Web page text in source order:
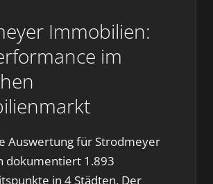
Immobilien:
im
Auswertung für Strodmeyer
dokumentiert 1.893
in 4 Städten. Der